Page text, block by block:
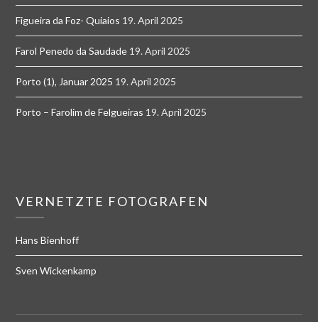
Figueira da Foz- Quiaios 19. April 2025
Farol Penedo da Saudade 19. April 2025
Porto (1), Januar 2025 19. April 2025
Porto – Farolim de Felgueiras 19. April 2025
VERNETZTE FOTOGRAFEN
Hans Bienhoff
Sven Wickenkamp